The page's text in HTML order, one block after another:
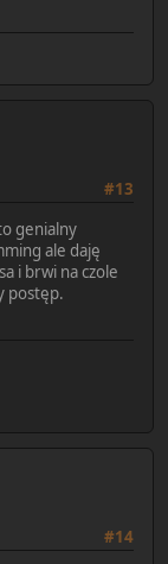
#13
genialny
ale daję
i brwi na czole
postęp.
#14